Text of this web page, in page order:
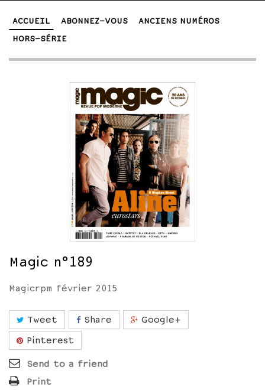
ACCUEIL ABONNEZ-VOUS
ANCIENS NUMÉROS
HORS-SÉRIE
Magic n°189
Magicrpm février 2015
Tweet Share
Google+
Pinterest
Send to a friend
Print